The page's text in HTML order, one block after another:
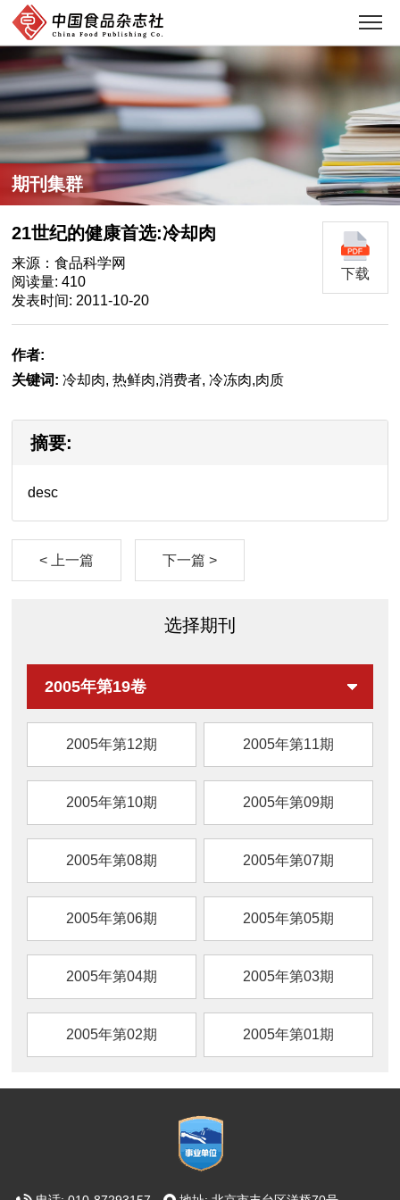
期刊集群
21世纪的健康首选:冷却肉
来源：食品科学网
阅读量: 410
发表时间: 2011-10-20
下载
作者:
关键词: 冷却肉, 热鲜肉,消费者, 冷冻肉,肉质
摘要:
desc
< 上一篇 下一篇 >
选择期刊
2005年第19卷
2005年第12期 2005年第11期
2005年第10期 2005年第09期
2005年第08期 2005年第07期
2005年第06期 2005年第05期
2005年第04期 2005年第03期
2005年第02期 2005年第01期